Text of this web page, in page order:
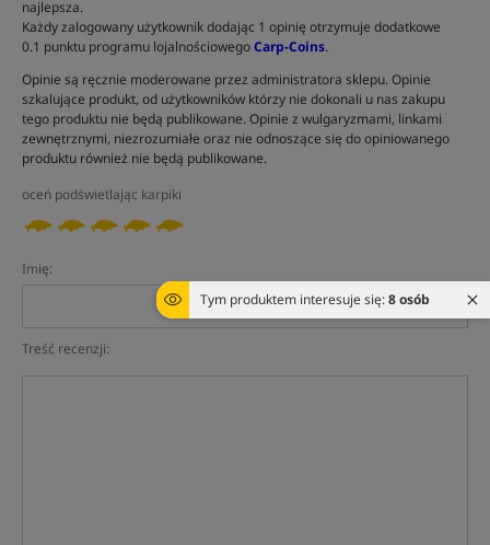
Tym produktem interesuje się:8 osób
najlepsza.
Każdy zalogowany użytkownik dodając 1 opinię otrzymuje dodatkowe
0.1 punktu programu lojalnościowegoCarp-Coins.
Opinie są ręcznie moderowane przez administratora sklepu. Opinie
szkalujące produkt, od użytkowników którzy nie dokonali u nas zakupu
tego produktu nie będą publikowane. Opinie z wulgaryzmami, linkami
zewnętrznymi, niezrozumiałe oraz nie odnoszące się do opiniowanego
produktu również nie będą publikowane.
oceń podświetlając karpiki
Imię:
Treść recenzji: